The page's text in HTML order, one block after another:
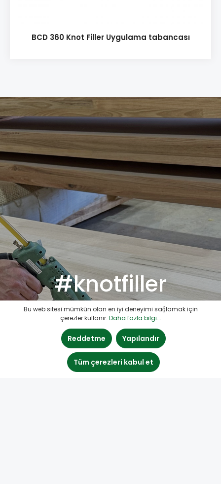
BCD 360 Knot Filler Uygulama tabancası
#knotfiller
Bu web sitesi mümkün olan en iyi deneyimi sağlamak için
çerezler kullanır. Daha fazla bilgi...
Reddetme Yapılandır
Tüm çerezleri kabul et